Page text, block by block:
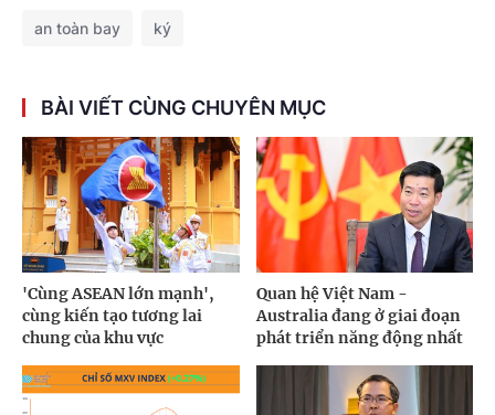
an toàn bay ký
BÀI VIẾT CÙNG CHUYÊN MỤC
'Cùng ASEAN lớn mạnh',
cùng kiến tạo tương lai
chung của khu vực
Quan hệ Việt Nam -
Australia đang ở giai đoạn
phát triển năng động nhất